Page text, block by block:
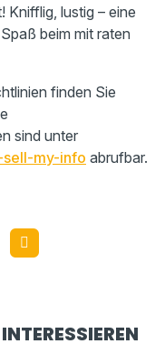
Knifflig, lustig – eine
beim mit raten
finden Sie
sind unter
my-info abrufbar.